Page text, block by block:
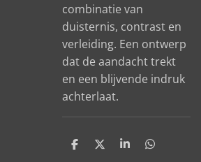
combinatie van
duisternis, contrast en
verleiding. Een ontwerp
dat de aandacht trekt
en een blijvende indruk
achterlaat.
D
D
S
D